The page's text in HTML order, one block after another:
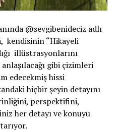
@sevgibenideciz adlı
kendisinin “Hikayeli
illüstrasyonlarını
gibi çizimleri
edecekmiş hissi
hiçbir şeyin detayını
perspektifini,
her detayı ve konuyu